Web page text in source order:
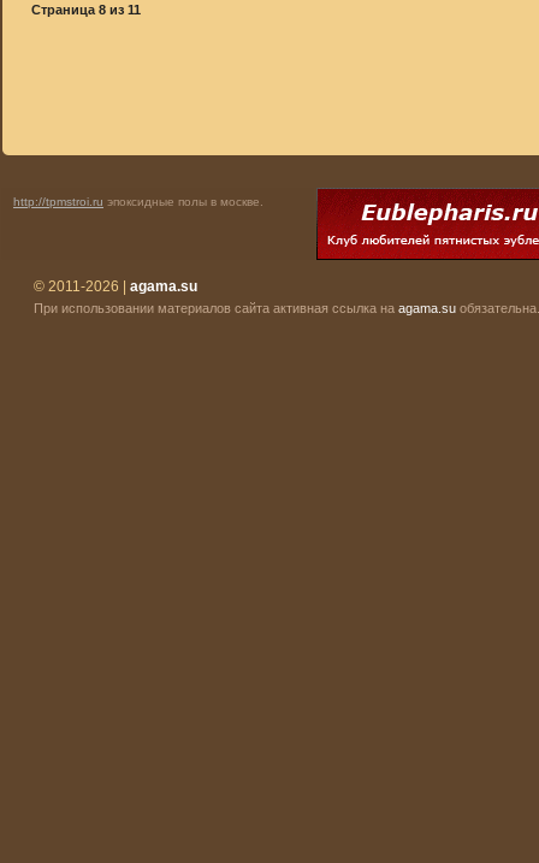
Страница 8 из 11
http://tpmstroi.ru эпоксидные полы в москве.
© 2011-2026 | agama.su
При использовании материалов сайта активная ссылка на agama.su обязательна.